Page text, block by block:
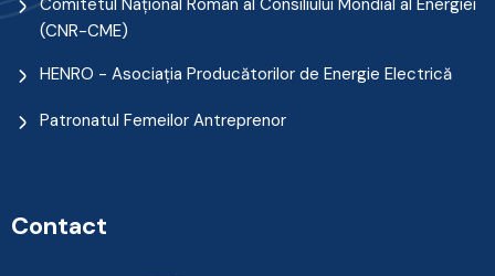
Comitetul Naţional Român al Consiliului Mondial al Energiei
(CNR-CME)
HENRO - Asociația Producătorilor de Energie Electrică
Patronatul Femeilor Antreprenor
Contact